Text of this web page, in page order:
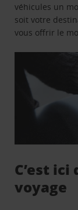
véhicules un
soit votre
vous offrir le
C’est
voyage